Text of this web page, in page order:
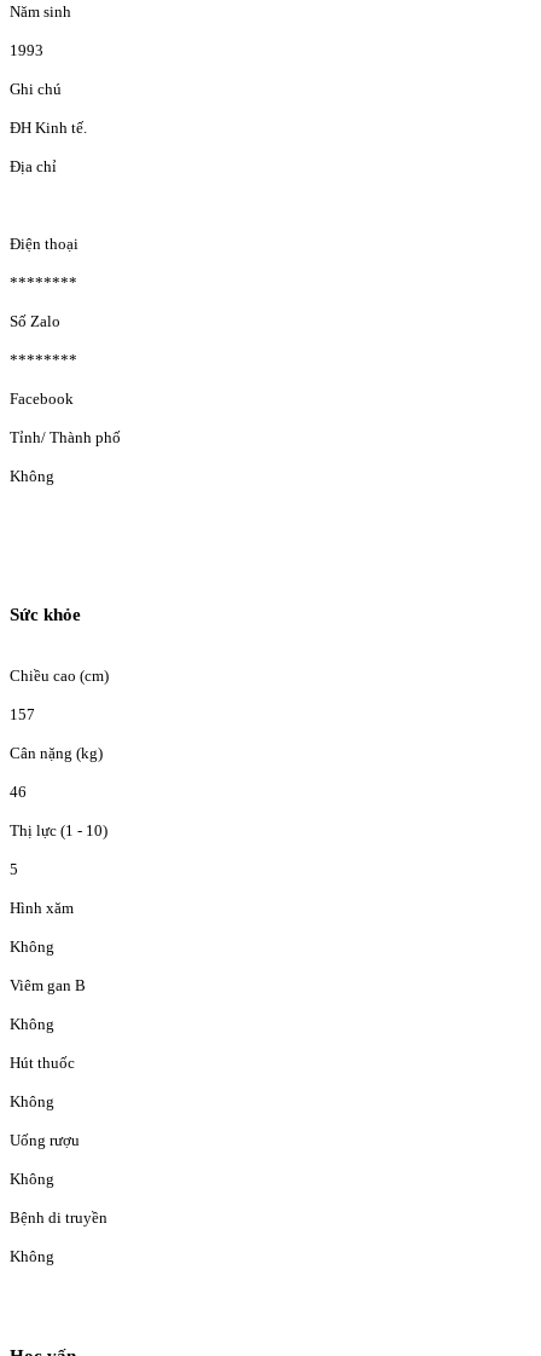
Năm sinh
1993
Ghi chú
ĐH Kinh tế.
Địa chỉ
Điện thoại
********
Số Zalo
********
Facebook
Tỉnh/ Thành phố
Không
Sức khỏe
Chiều cao (cm)
157
Cân nặng (kg)
46
Thị lực (1 - 10)
5
Hình xăm
Không
Viêm gan B
Không
Hút thuốc
Không
Uống rượu
Không
Bệnh di truyền
Không